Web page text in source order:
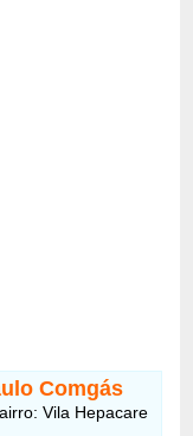
Comgás
Vila Hepacare